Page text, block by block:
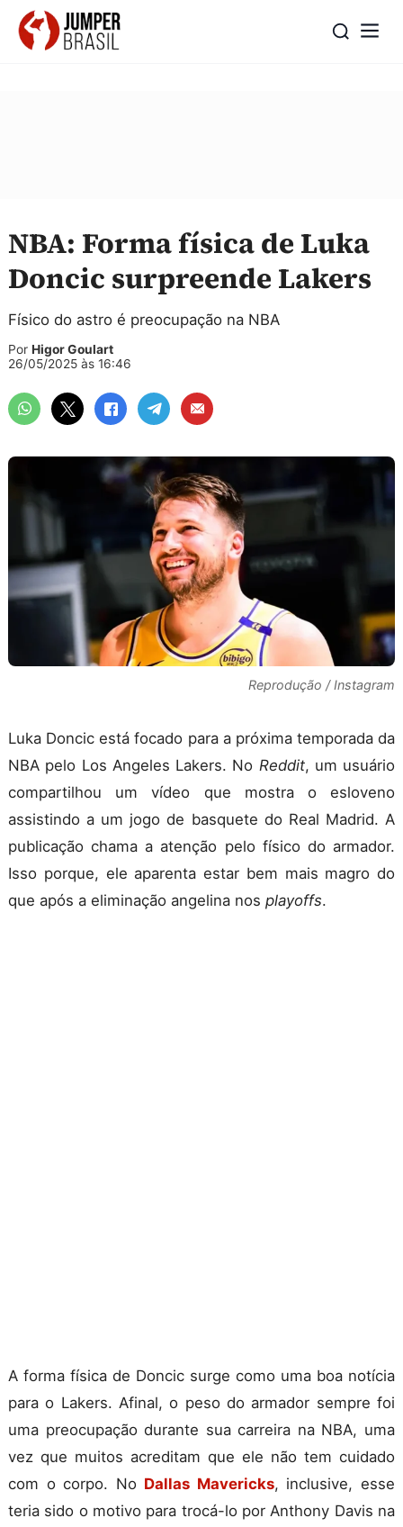
NBA: Forma física de Luka
Doncic surpreende Lakers
Físico do astro é preocupação na NBA
Por Higor Goulart
26/05/2025 às 16:46
Reprodução / Instagram
Luka Doncic está focado para a próxima temporada da
NBA pelo Los Angeles Lakers. No Reddit, um usuário
compartilhou um vídeo que mostra o esloveno
assistindo a um jogo de basquete do Real Madrid. A
publicação chama a atenção pelo físico do armador.
Isso porque, ele aparenta estar bem mais magro do
que após a eliminação angelina nos playoffs.
A forma física de Doncic surge como uma boa notícia
para o Lakers. Afinal, o peso do armador sempre foi
uma preocupação durante sua carreira na NBA, uma
vez que muitos acreditam que ele não tem cuidado
com o corpo. No Dallas Mavericks, inclusive, esse
teria sido o motivo para trocá-lo por Anthony Davis na